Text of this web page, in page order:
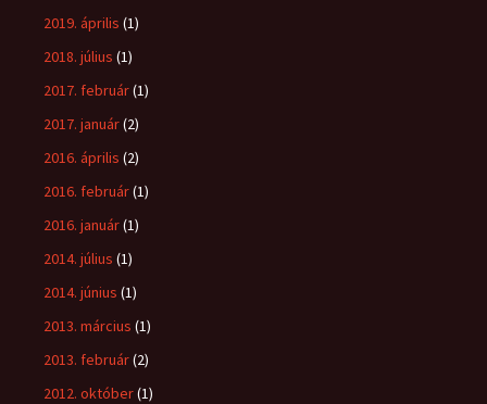
2019. április (1)
2018. július (1)
2017. február(1)
2017. január(2)
2016. április (2)
2016. február(1)
2016. január(1)
2014. július (1)
2014. június (1)
2013. március (1)
2013. február(2)
2012. október(1)